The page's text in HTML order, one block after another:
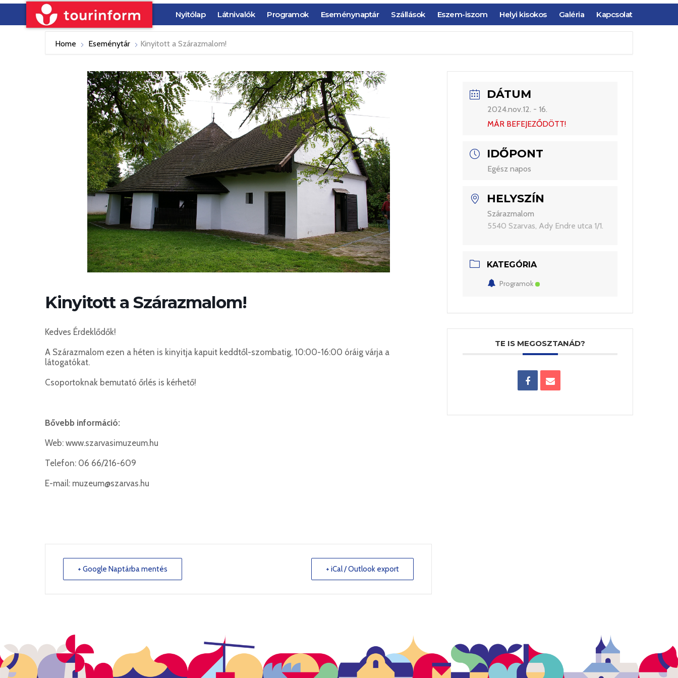
Nyitólap Látnivalók Programok Eseménynaptár Szállások Eszem-iszom Helyi kisokos Galéria Kapcsolat
Home Eseménytár Kinyitott a Szárazmalom!
Kinyitott a Szárazmalom!
Kedves Érdeklődők!
A Szárazmalom ezen a héten is kinyitja kapuit keddtől-szombatig, 10:00-16:00 óráig várja a
látogatókat.
Csoportoknak bemutató őrlés is kérhető!
Bővebb információ:
Web: www.szarvasimuzeum.hu
Telefon: 06 66/216-609
E-mail: muzeum@szarvas.hu
+ Google Naptárba mentés + iCal / Outlook export
DÁTUM
2024.nov.12. - 16.
MÁR BEFEJEZŐDÖTT!
IDŐPONT
Egész napos
HELYSZÍN
Szárazmalom
5540 Szarvas, Ady Endre utca 1/1.
KATEGÓRIA
Programok
TE IS MEGOSZTANÁD?